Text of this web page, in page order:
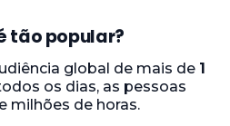
tão popular?
global de mais de 1
os dias, as pessoas
milhões de horas.